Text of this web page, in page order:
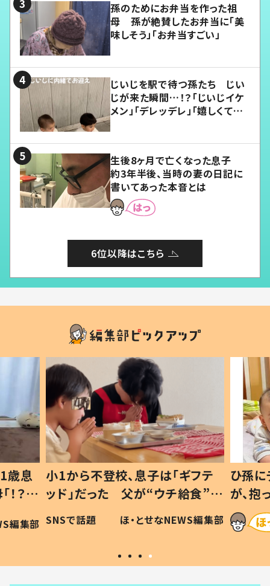
孫のためにお弁当を作った祖
母 孫が絶賛したお弁当に「美
味しそう」「お弁当すごい」
じいじを駅で待つ孫たち じい
じが来た瞬間…！？「じいじイケ
メン」「デレッデレ」「嬉しくて可
生後8ヶ月で亡くなった息子
約3年半後、当時の妻の日記に
書いてあった本音とは
6位以降はこちら
歳息
？」
編集部
小1から不登校、息子は「ギフテ
ッド」だった 父が“ウチ給食”を
作り続ける理由とは #令和の親
#令和の子
SNSで話題 ほ・とせなNEWS編集部
ひ孫
が、
「涙が
い」